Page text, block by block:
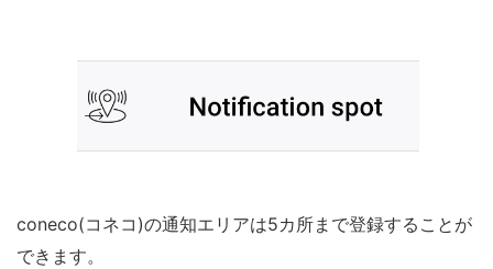
coneco(コネコ)の通知エリアは5カ所まで登録することが
できます。